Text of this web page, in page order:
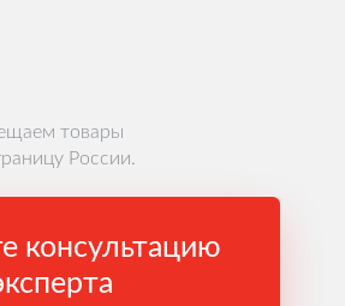
товары
России.
консультацию